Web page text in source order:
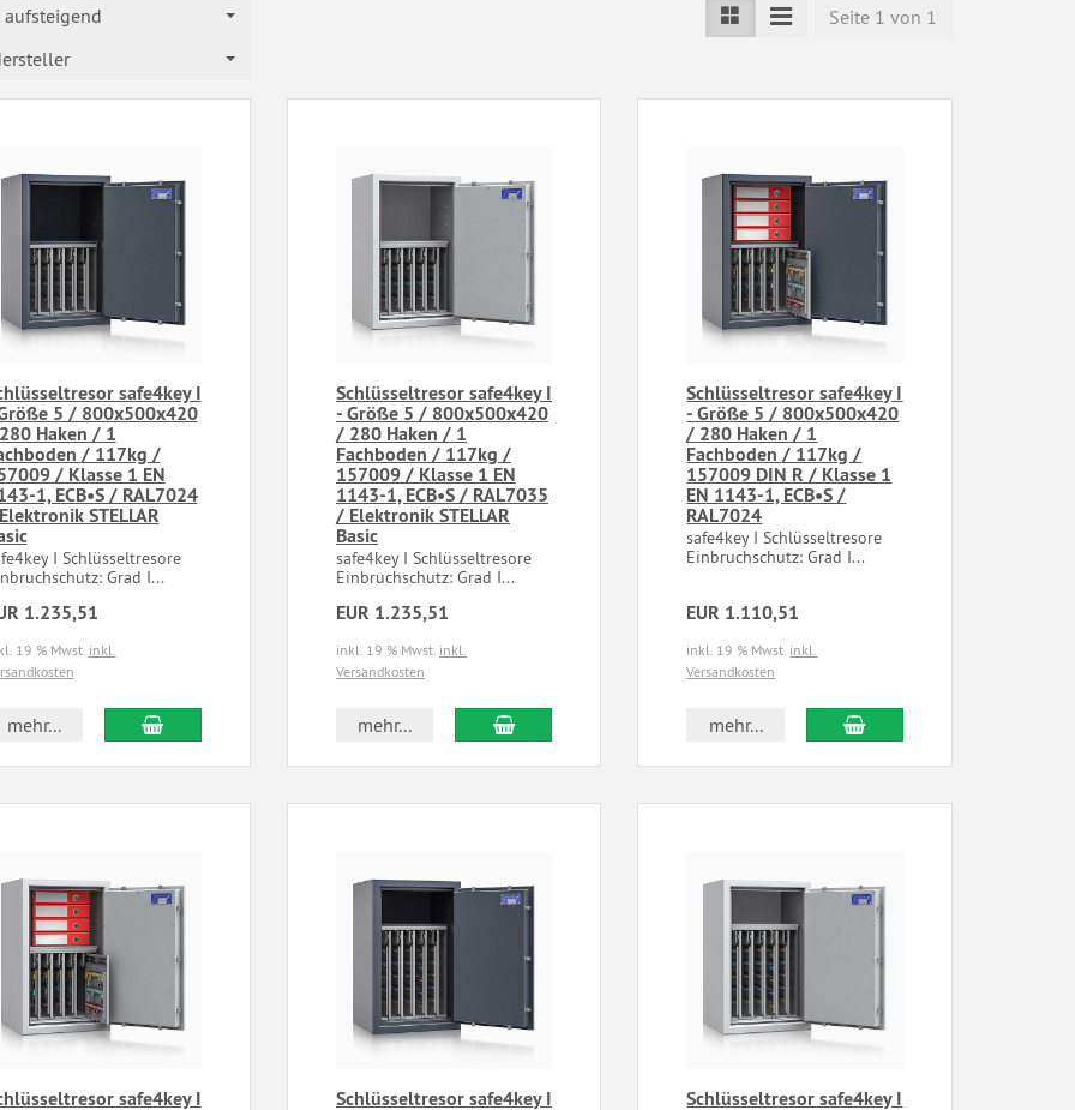
aufsteigend
Seite 1 von 1
safe4key I
5 / 800x500x420
Haken / 1
/ 117kg /
/ Klasse 1 EN
1, ECB•S / RAL7024
STELLAR
I Schlüsseltresore
Grad I...
1.235,51
19 % Mwst. inkl.
mehr...
Schlüsseltresor safe4key I
- Größe 5 / 800x500x420
/ 280 Haken / 1
Fachboden / 117kg /
157009 / Klasse 1 EN
1143-1, ECB•S / RAL7035
/ Elektronik STELLAR
Basic
safe4key I Schlüsseltresore
Einbruchschutz: Grad I...
EUR 1.235,51
inkl. 19 % Mwst. inkl.
Versandkosten
mehr...
Schlüsseltresor safe4key I
- Größe 5 / 800x500x420
/ 280 Haken / 1
Fachboden / 117kg /
157009 DIN R / Klasse 1
EN 1143-1, ECB•S /
RAL7024
safe4key I Schlüsseltresore
Einbruchschutz: Grad I...
EUR 1.110,51
inkl. 19 % Mwst. inkl.
Versandkosten
mehr...
safe4key I
Schlüsseltresor safe4key I
Schlüsseltresor safe4key I